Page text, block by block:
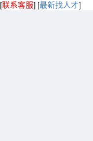
[联系客服] [最新找人才]